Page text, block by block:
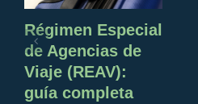
Régimen Especial
de Agencias de
Viaje (REAV):
guía completa